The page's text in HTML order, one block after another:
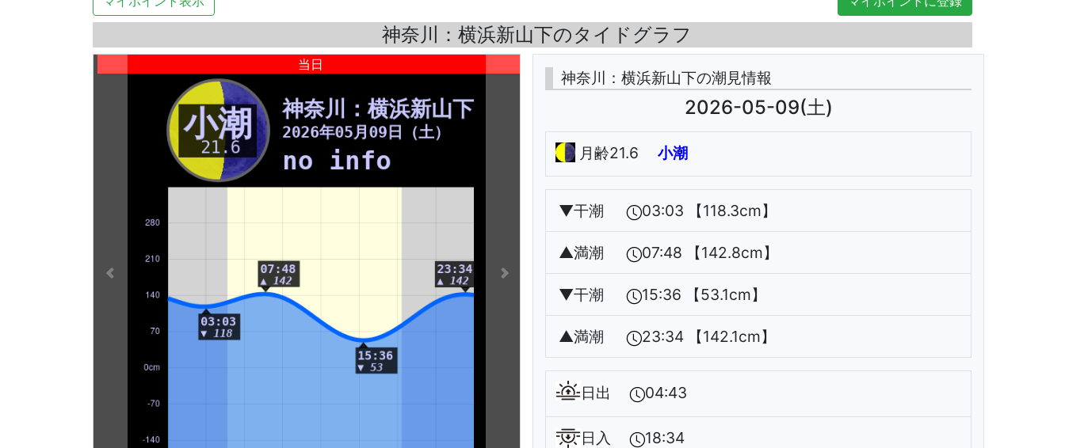
神奈川：横浜新山下のタイドグラフ
当日
神奈川：横浜新山下の潮見情報
2026-05-09(土)
月齢21.6 小潮
▼干潮 03:03 【118.3cm】
▲満潮 07:48 【142.8cm】
▼干潮 15:36 【53.1cm】
▲満潮 23:34 【142.1cm】
日出 04:43
日入 18:34